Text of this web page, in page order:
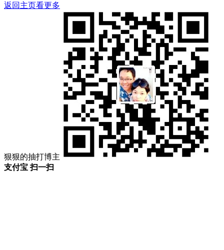
返回主页看更多
狠狠的抽打博主
支付宝 扫一扫